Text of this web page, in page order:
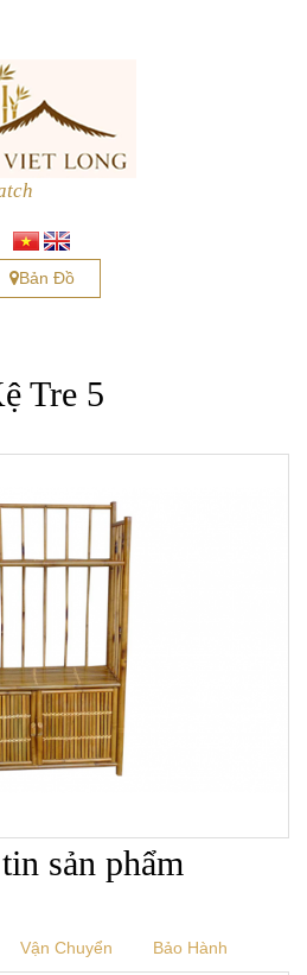
Bản Đồ
Tre 5
sản phẩm
Vận Chuyển Bảo Hành